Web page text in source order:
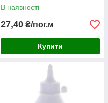
В наявності
27,40 ₴/пог.м
Купити